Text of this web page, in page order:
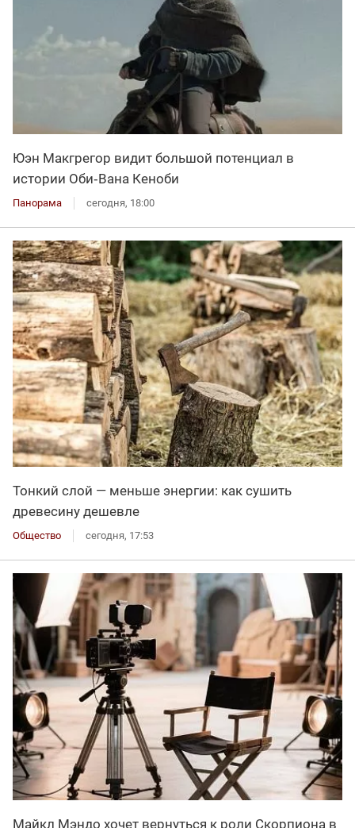
Юэн Макгрегор видит большой потенциал в
истории Оби‑Вана Кеноби
Панорама сегодня, 18:00
Тонкий слой — меньше энергии: как сушить
древесину дешевле
Общество сегодня, 17:53
Майкл Мэндо хочет вернуться к роли Скорпиона в